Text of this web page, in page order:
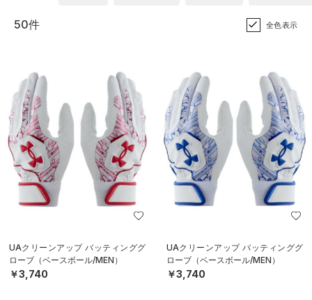
50件 全色表示
UAクリーンアップ バッティンググ
ローブ（ベースボール/MEN）
￥3,740
UAクリーンアップ バッティンググ
ローブ（ベースボール/MEN）
￥3,740